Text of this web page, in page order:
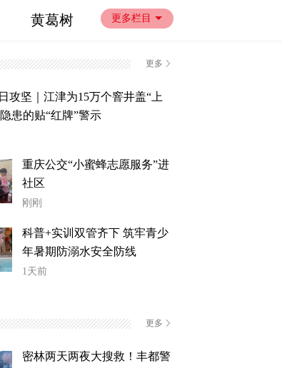
黄葛树 更多栏目
更多
攻坚｜江津为15万个窨井盖“上
患的贴“红牌”警示
重庆公交“小蜜蜂志愿服务”进
社区
刚刚
科普+实训双管齐下 筑牢青少
年暑期防溺水安全防线
1天前
更多
密林两天两夜大搜救！丰都警